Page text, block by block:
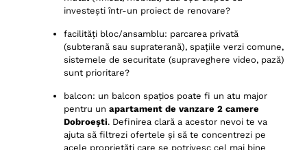
investești într-un proiect de renovare?
facilități bloc/ansamblu: parcarea privată
(subterană sau supraterană), spațiile verzi comune,
sistemele de securitate (supraveghere video, pază)
sunt prioritare?
balcon: un balcon spațios poate fi un atu major
pentru un apartament de vanzare 2 camere
Dobroești. Definirea clară a acestor nevoi te va
ajuta să filtrezi ofertele și să te concentrezi pe
acele proprietăți care se potrivesc cel mai bine